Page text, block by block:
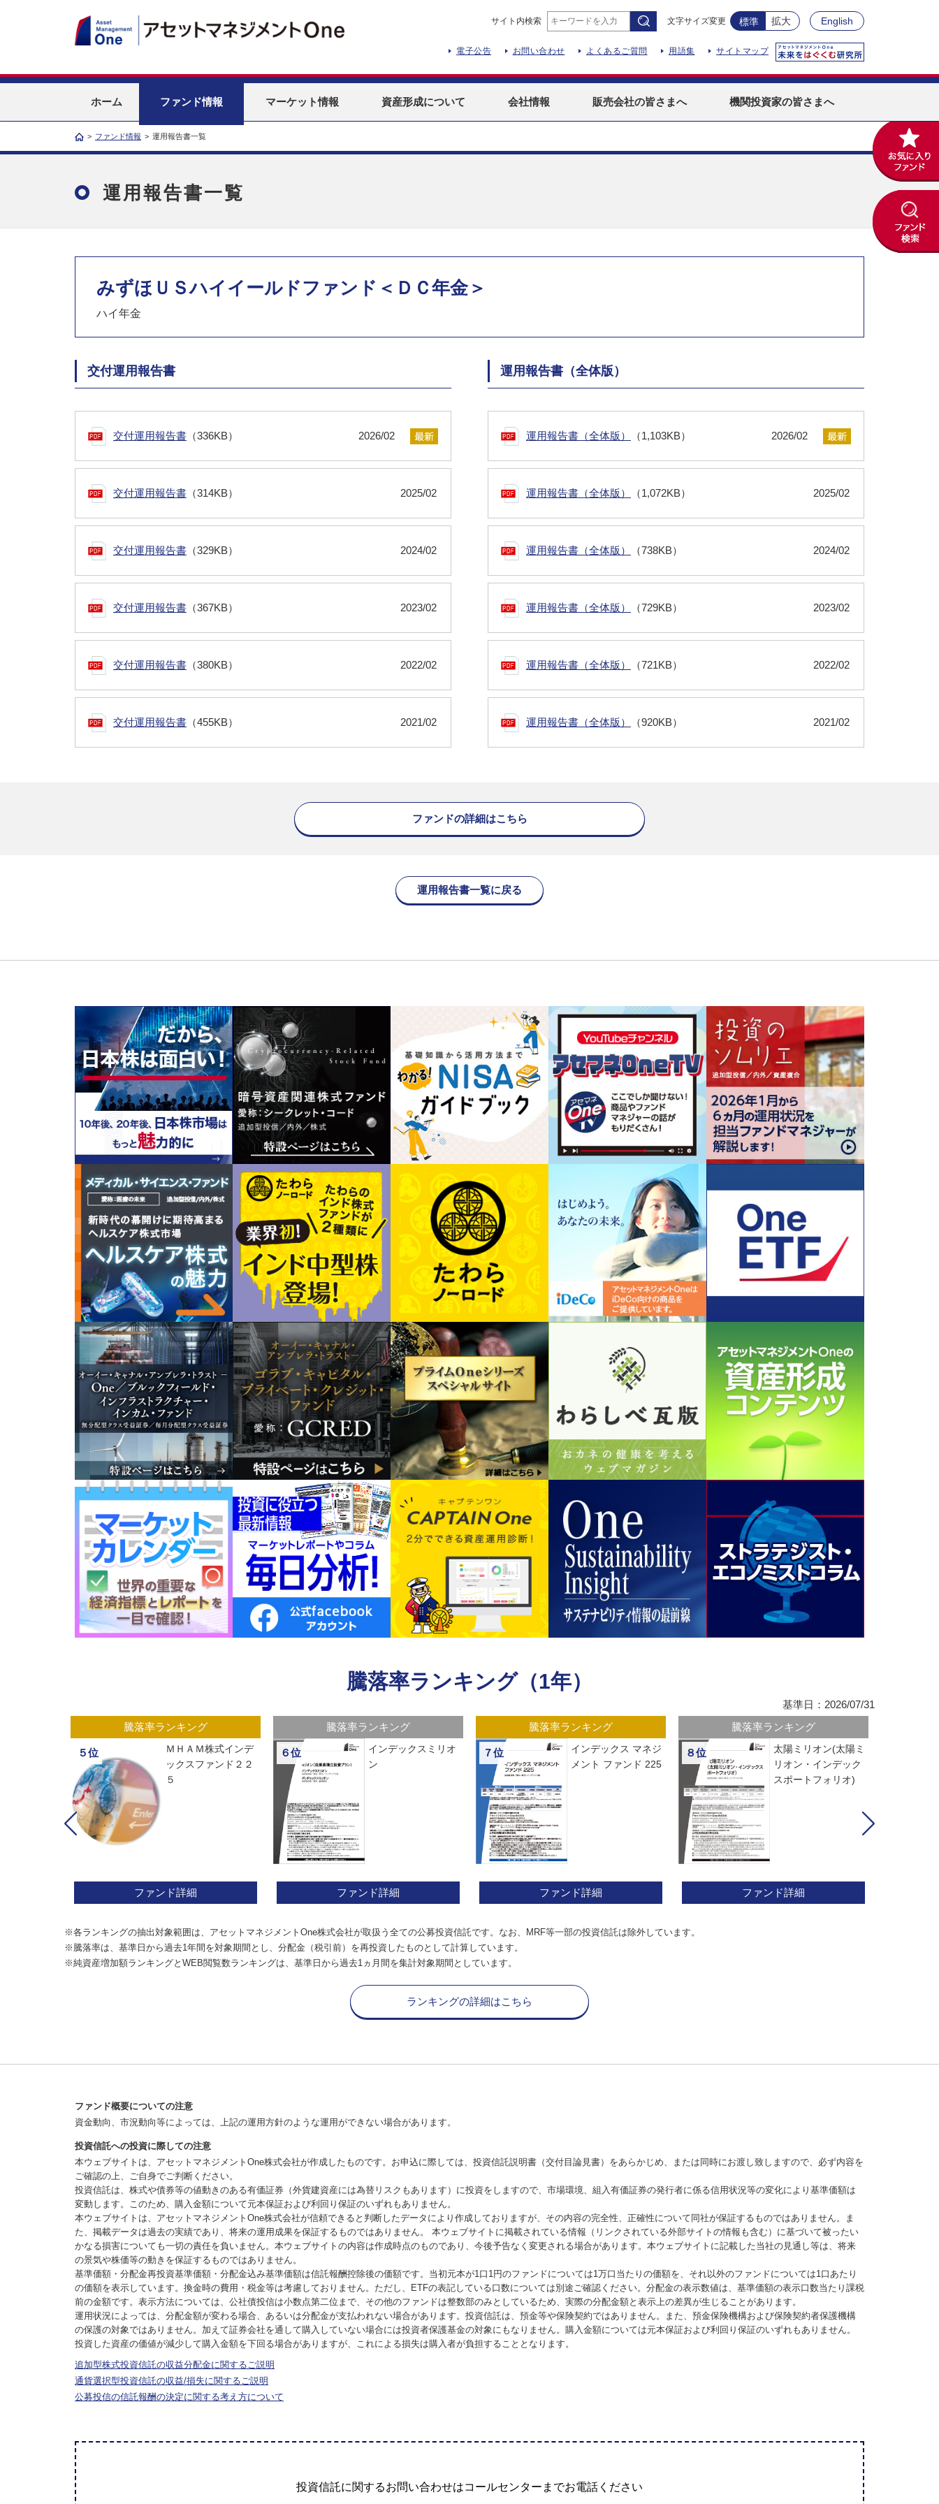
サイト内検索 文字サイズ変更 標準 拡大 English
電子公告 お問い合わせ よくあるご質問 用語集 サイトマップ
ホーム ファンド情報 マーケット情報 資産形成について 会社情報 販売会社の皆さまへ 機関投資家の皆さまへ
> ファンド情報 > 運用報告書一覧
運用報告書一覧
みずほＵＳハイイールドファンド＜ＤＣ年金＞
ハイ年金
交付運用報告書
交付運用報告書 （336KB） 2026/02
交付運用報告書 （314KB） 2025/02
交付運用報告書 （329KB） 2024/02
交付運用報告書 （367KB） 2023/02
交付運用報告書 （380KB） 2022/02
交付運用報告書 （455KB） 2021/02
運用報告書（全体版）
運用報告書（全体版） （1,103KB） 2026/02
運用報告書（全体版） （1,072KB） 2025/02
運用報告書（全体版） （738KB） 2024/02
運用報告書（全体版） （729KB） 2023/02
運用報告書（全体版） （721KB） 2022/02
運用報告書（全体版） （920KB） 2021/02
ファンドの詳細はこちら
運用報告書一覧に戻る
騰落率ランキング（1年）
基準日：2026/07/31
騰落率ランキング
５位
ＭＨＡＭ株式インデ
ックスファンド２２
５
ファンド詳細
騰落率ランキング
６位
インデックスミリオ
ン
ファンド詳細
騰落率ランキング
７位
インデックス マネジ
メント ファンド 225
ファンド詳細
騰落率ランキング
８位
太陽ミリオン(太陽ミ
リオン・インデック
スポートフォリオ)
ファンド詳細
※各ランキングの抽出対象範囲は、アセットマネジメントOne株式会社が取扱う全ての公募投資信託です。なお、MRF等一部の投資信託は除外しています。
※騰落率は、基準日から過去1年間を対象期間とし、分配金（税引前）を再投資したものとして計算しています。
※純資産増加額ランキングとWEB閲覧数ランキングは、基準日から過去1ヵ月間を集計対象期間としています。
ランキングの詳細はこちら
ファンド概要についての注意
資金動向、市況動向等によっては、上記の運用方針のような運用ができない場合があります。
投資信託への投資に際しての注意
本ウェブサイトは、アセットマネジメントOne株式会社が作成したものです。お申込に際しては、投資信託説明書（交付目論見書）をあらかじめ、または同時にお渡し致しますので、必ず内容を
ご確認の上、ご自身でご判断ください。
投資信託は、株式や債券等の値動きのある有価証券（外貨建資産には為替リスクもあります）に投資をしますので、市場環境、組入有価証券の発行者に係る信用状況等の変化により基準価額は
変動します。このため、購入金額について元本保証および利回り保証のいずれもありません。
本ウェブサイトは、アセットマネジメントOne株式会社が信頼できると判断したデータにより作成しておりますが、その内容の完全性、正確性について同社が保証するものではありません。ま
た、掲載データは過去の実績であり、将来の運用成果を保証するものではありません。 本ウェブサイトに掲載されている情報（リンクされている外部サイトの情報も含む）に基づいて被ったい
かなる損害についても一切の責任を負いません。本ウェブサイトの内容は作成時点のものであり、今後予告なく変更される場合があります。本ウェブサイトに記載した当社の見通し等は、将来
の景気や株価等の動きを保証するものではありません。
基準価額・分配金再投資基準価額・分配金込み基準価額は信託報酬控除後の価額です。当初元本が1口1円のファンドについては1万口当たりの価額を、それ以外のファンドについては1口あたり
の価額を表示しています。換金時の費用・税金等は考慮しておりません。ただし、ETFの表記している口数については別途ご確認ください。分配金の表示数値は、基準価額の表示口数当たり課税
前の金額です。表示方法については、公社債投信は小数点第二位まで、その他のファンドは整数部のみとしているため、実際の分配金額と表示上の差異が生じることがあります。
運用状況によっては、分配金額が変わる場合、あるいは分配金が支払われない場合があります。投資信託は、預金等や保険契約ではありません。また、預金保険機構および保険契約者保護機構
の保護の対象ではありません。加えて証券会社を通して購入していない場合には投資者保護基金の対象にもなりません。購入金額については元本保証および利回り保証のいずれもありません。
投資した資産の価値が減少して購入金額を下回る場合がありますが、これによる損失は購入者が負担することとなります。
追加型株式投資信託の収益分配金に関するご説明
通貨選択型投資信託の収益/損失に関するご説明
公募投信の信託報酬の決定に関する考え方について
投資信託に関するお問い合わせはコールセンターまでお電話ください